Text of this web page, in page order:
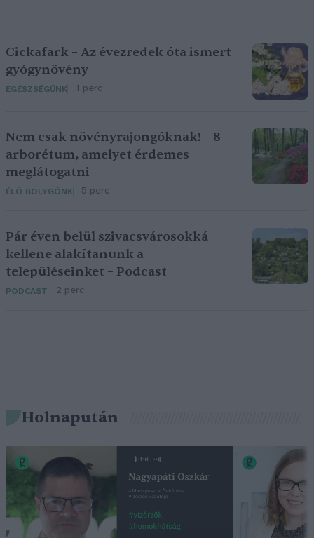
Cickafark – Az évezredek óta ismert
gyógynövény
EGÉSZSÉGÜNK 1 perc
Nem csak növényrajongóknak! – 8
arborétum, amelyet érdemes
meglátogatni
ÉLŐ BOLYGÓNK 5 perc
Pár éven belül szivacsvárosokká
kellene alakítanunk a
településeinket – Podcast
PODCAST 2 perc
Holnapután